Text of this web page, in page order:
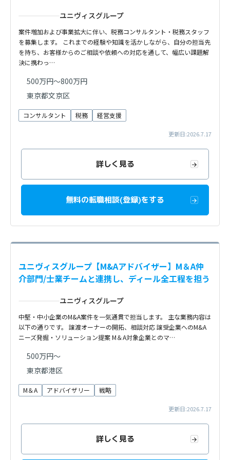
ユニヴィスグループ
案件増加および事業拡大に伴い、税務コンサルタント・税務スタッフ
を募集します。 これまでの経験や知識を活かしながら、自分の担当先
を持ち、お客様からのご相談や依頼への対応を通して、幅広い課題解
決に携わっ…
500万円～800万円
東京都文京区
コンサルタント 税務 経営支援
更新日:2026.7.17
詳しく見る
無料の転職相談(登録)をする
ユニヴィスグループ【M&Aアドバイザー】M＆A仲
介部門/士業チームと連携し、ディール全工程を担う
ユニヴィスグループ
中堅・中小企業のM&A案件を一気通貫で担当します。 主な業務内容は
以下の通りです。 譲渡オーナーの開拓、相談対応 譲受企業へのM&A
ニーズ発掘・ソリューション提案 M＆A対象企業とのマ…
500万円～
東京都港区
M＆A アドバイザリー 戦略
更新日:2026.7.17
詳しく見る